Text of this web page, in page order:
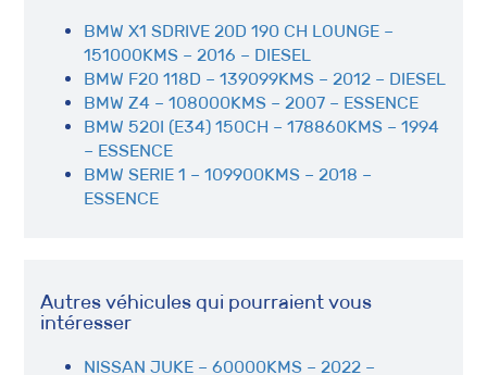
BMW X1 SDRIVE 20D 190 CH LOUNGE –
151000KMS – 2016 – DIESEL
BMW F20 118D – 139099KMS – 2012 – DIESEL
BMW Z4 – 108000KMS – 2007 – ESSENCE
BMW 520I (E34) 150CH – 178860KMS – 1994
– ESSENCE
BMW SERIE 1 – 109900KMS – 2018 –
ESSENCE
Autres véhicules qui pourraient vous
intéresser
NISSAN JUKE – 60000KMS – 2022 –